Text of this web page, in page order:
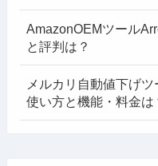
AmazonOEMツール
と評判は？
メルカリ自動値下げ
使い方と機能・料金は